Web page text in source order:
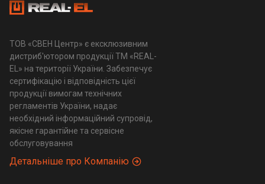
ТОВ «СВЕН Центр» є ексклюзивним
дистриб'ютором продукції ТМ «REAL-
EL» на території України. Забезпечує
сертифікацію і відповідність цієї
продукції вимогам технічних
регламентів України, надає
необхідний інформаційний супровід,
якісне гарантійне та сервісне
обслуговування
Детальніше про Компанію